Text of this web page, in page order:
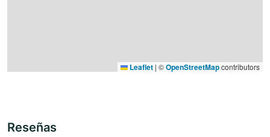
Leaflet | ©OpenStreetMapcontributors
Reseñas